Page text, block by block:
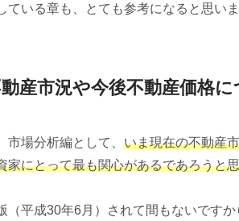
ている章も、とても参考になると思いま
産市況や今後不動産価格
市場分析編として、 いま現在の不動産
家にとって最も関心があるであろうと
（平成30年6月）されて間もないです